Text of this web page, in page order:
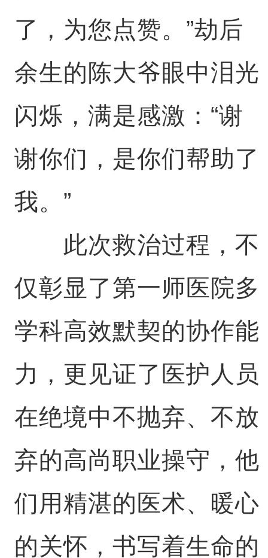
了，为您点赞。”劫后
余生的陈大爷眼中泪光
闪烁，满是感激：“谢
谢你们，是你们帮助了
我。”
此次救治过程，不
仅彰显了第一师医院多
学科高效默契的协作能
力，更见证了医护人员
在绝境中不抛弃、不放
弃的高尚职业操守，他
们用精湛的医术、暖心
的关怀，书写着生命的